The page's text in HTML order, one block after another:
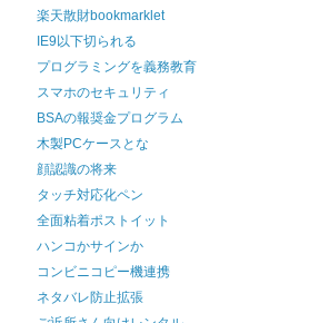
楽天散財bookmarklet
IE9以下切られる
プログラミングを義務教育
スマホのセキュリティ
BSAの報奨金プログラム
木製PCケースとな
顔認識の将来
タッチ対応化ペン
全面粘着ポストイット
ハンコかサインか
コンビニコピー機連携
ネタバレ防止拡張